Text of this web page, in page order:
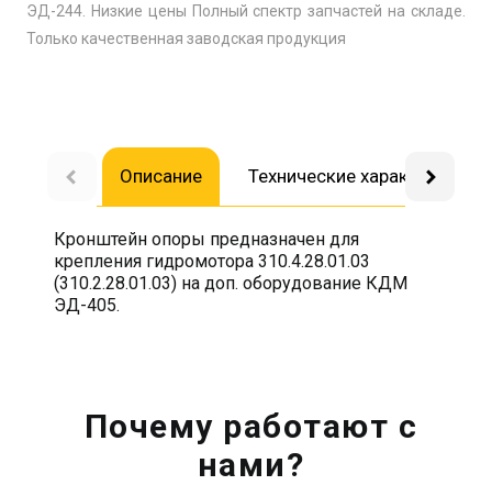
ЭД-244. Низкие цены Полный спектр запчастей на складе.
Только качественная заводская продукция
Описание Технические
Кронштейн опоры предназначен для
крепления гидромотора 310.4.28.01.03
(310.2.28.01.03) на доп. оборудование КДМ
ЭД-405.
Почему работают с
нами?